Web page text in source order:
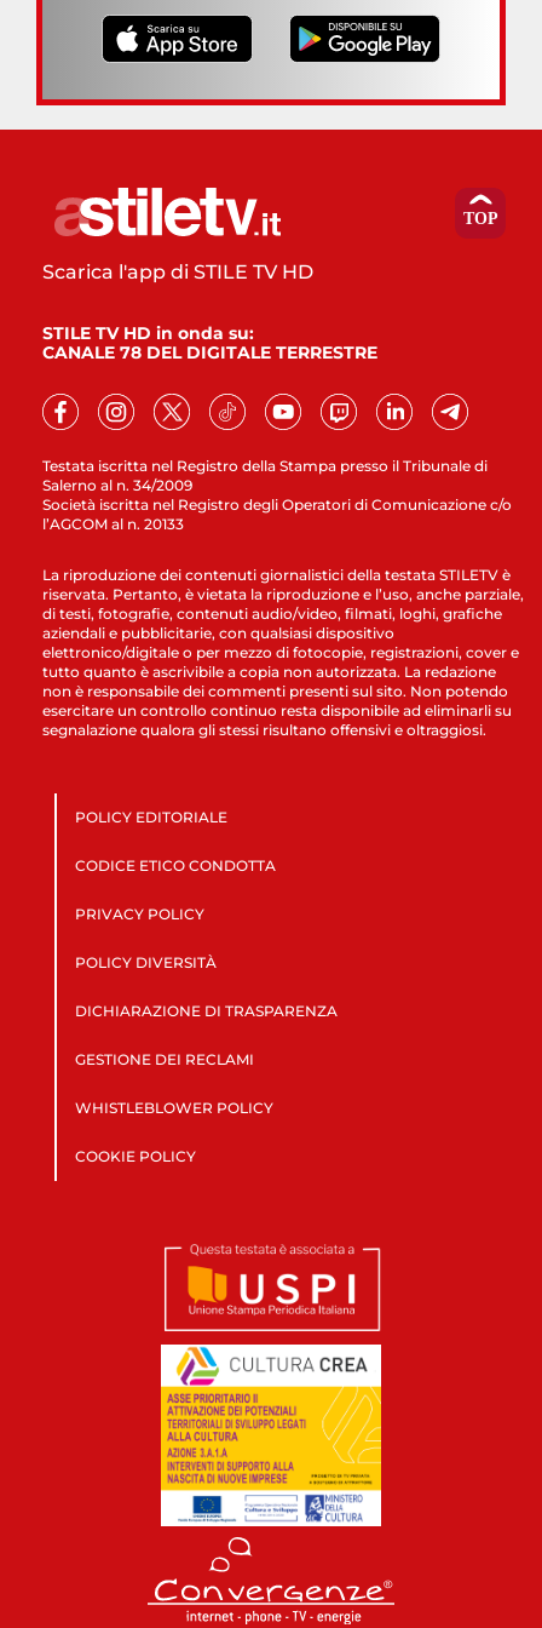
Testata iscritta nel Registro della Stampa presso il Tribunale di
Salerno al n. 34/2009
Società iscritta nel Registro degli Operatori di Comunicazione c/o
l’AGCOM al n. 20133
Scarica l'app di STILE TV HD
STILE TV HD in onda su:
CANALE 78 DEL DIGITALE TERRESTRE
La riproduzione dei contenuti giornalistici della testata STILETV è
riservata. Pertanto, è vietata la riproduzione e l’uso, anche parziale,
di testi, fotografie, contenuti audio/video, filmati, loghi, grafiche
aziendali e pubblicitarie, con qualsiasi dispositivo
elettronico/digitale o per mezzo di fotocopie, registrazioni, cover e
tutto quanto è ascrivibile a copia non autorizzata. La redazione
non è responsabile dei commenti presenti sul sito. Non potendo
esercitare un controllo continuo resta disponibile ad eliminarli su
segnalazione qualora gli stessi risultano offensivi e oltraggiosi.
POLICY EDITORIALE
CODICE ETICO CONDOTTA
PRIVACY POLICY
POLICY DIVERSITÀ
DICHIARAZIONE DI TRASPARENZA
GESTIONE DEI RECLAMI
WHISTLEBLOWER POLICY
COOKIE POLICY